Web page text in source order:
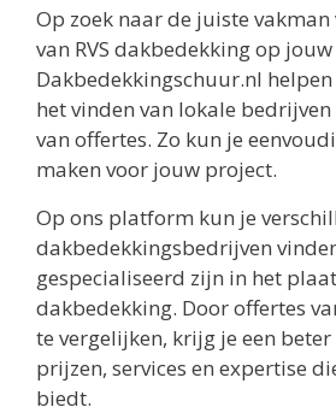
Op zoek naar de juiste
van RVS dakbedekking op
Dakbedekkingschuur.nl
het vinden van lokale
van offertes. Zo kun je
maken voor jouw project.
Op ons platform kun je
dakbedekkingsbedrijven
gespecialiseerd zijn in het
dakbedekking. Door offertes
te vergelijken, krijg je een
prijzen, services en expertise
biedt.